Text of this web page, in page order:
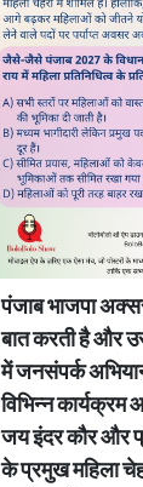
पंजाब भाजपा
बात करती है और
में जनसंपर्क
विभिन्न कार्यक्रम
जय इंदर कौर और
के प्रमुख महिला